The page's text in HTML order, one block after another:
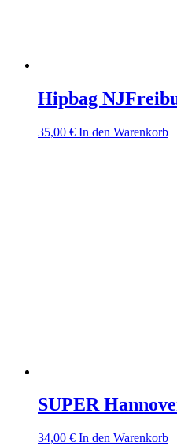
Hipbag
35,00 € In den Warenkorb
SUPER
34,00 € In den Warenkorb